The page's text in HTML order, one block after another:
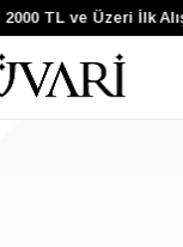
2000 TL ve Üzeri İlk